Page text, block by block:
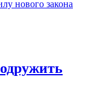
нового закона